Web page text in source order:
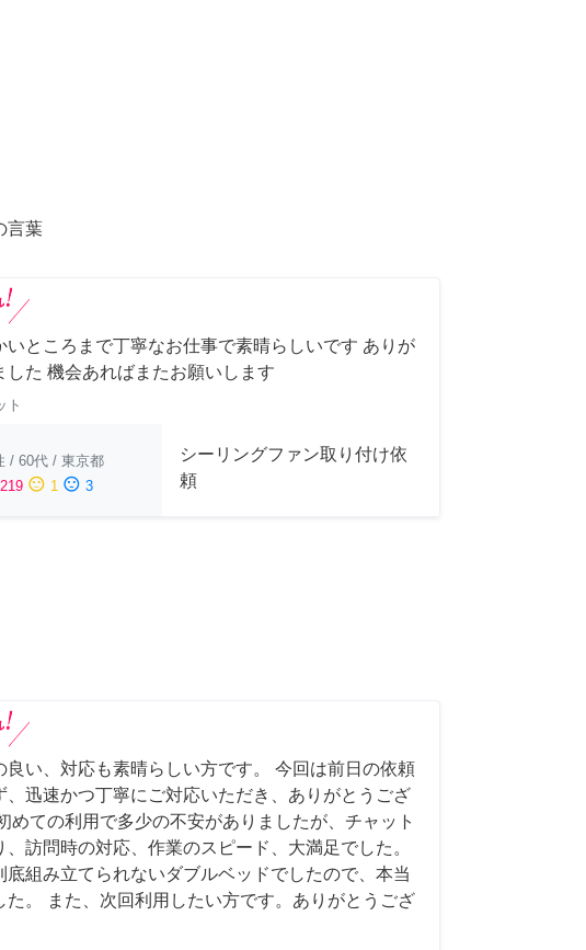
言葉
いところまで丁寧なお仕事で素晴らしいです ありが
した 機会あればまたお願いします
ト
/ 60代 / 東京都
219 sentiment_neutral 1 sentiment_dissatisfied 3
シーリングファン取り付け依
頼
良い、対応も素晴らしい方です。 今回は前日の依頼
、迅速かつ丁寧にご対応いただき、ありがとうござ
めての利用で多少の不安がありましたが、チャット
、訪問時の対応、作業のスピード、大満足でした。
底組み立てられないダブルベッドでしたので、本当
た。 また、次回利用したい方です。ありがとうござ